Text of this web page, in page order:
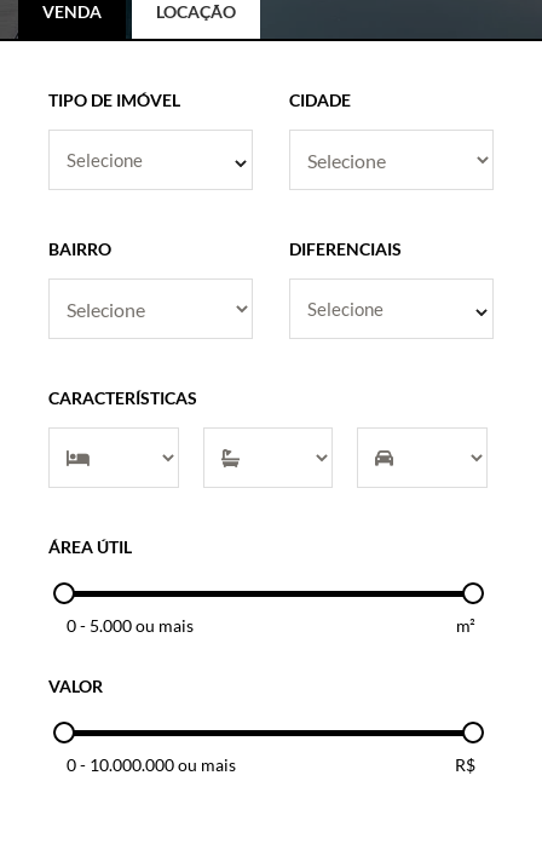
VENDA LOCAÇÃO
TIPO DE IMÓVEL
Selecione
CIDADE
BAIRRO DIFERENCIAIS
Selecione
CARACTERÍSTICAS
ÁREA ÚTIL
0- 5.000 ou mais m²
VALOR
0- 10.000.000 ou mais R$